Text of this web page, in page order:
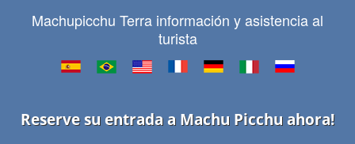
Machupicchu Terra información y asistencia al
turista
Reserve su entrada a Machu Picchu ahora!